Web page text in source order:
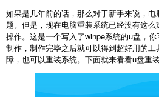
如果是几年前的话，那么对于新手来说，
题。但是，现在电脑重装系统已经没有这
操作。这是一个写入了winpe系统的u盘，
制作，制作完毕之后就可以得到超好用的
障，也可以重装系统。下面就来看看u盘重